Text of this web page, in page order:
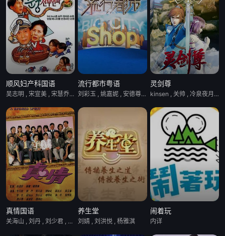
顺风妇产科国语
吴志明 , 宋宣美 , 宋慧乔 , 张真英 , 朴俊亨 , 朴美善 , 朴英奎 , 权伍中 , 李豊运 , 金成恩 , 金素妍 , 鲜于龙女
流行都市粤语
刘彩玉 , 姚嘉妮 , 安德尊 , 宋芝齡 , 彭慧中 , 林淑敏 , 章志文
灵剑尊
kinsen , 关帅 , 冷泉夜月 , 季骜杰 , 张妮 , 柳知萧 , 钟巍
真情国语
关海山 , 刘丹 , 刘少君 , 刘恺威 , 卢庆辉 , 张慧仪 , 曾江 , 李司棋 , 罗霖 , 苏玉华 , 苑琼丹 , 蒋志光 , 薛家燕 , 谭倩红 , 邝文珣 , 郑子诚 , 郭少芸 , 黄智贤
养生堂
刘婧 , 刘洪悦 , 杨雅淇
闹着玩
内详